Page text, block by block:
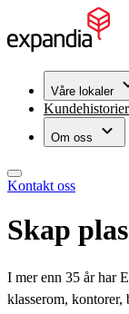
Våre lokaler
Kundehistorier
Om oss
Kontakt oss
Skap
I mer enn 35 år har
klasserom,